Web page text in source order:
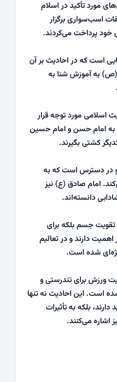
مورد تأکید در اسلام
اسب‌سواری برگزار
خود پرداخت می‌کردند.
است که در احادیث بر آن
(ص) به آموزش شنا به
اسلامی مورد توجه قرار
امام حسن و امام حسین
کشتی بگیرند.
و در دسترس است که به
امام صادق (ع) نیز
دانسته‌اند.
تقویت جسم بلکه برای
دارند و در تعالیم
شده است.
ورزش برای تندرستی و
است. این احادیث نه تنها
بلکه به تأثیرات
اشاره می‌کنند.